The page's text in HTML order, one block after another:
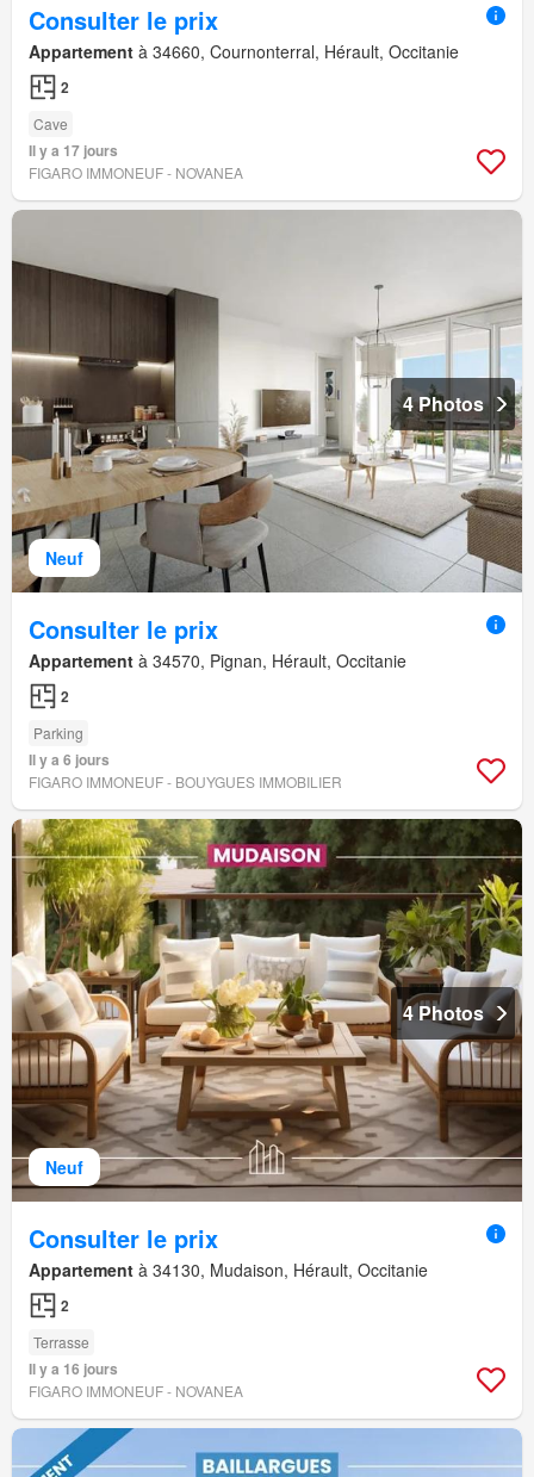
Consulter le prix
Appartement à 34660, Cournonterral, Hérault, Occitanie
2
Cave
Il y a 17 jours
FIGARO IMMONEUF - NOVANEA
Neuf
4 Photos
Consulter le prix
Appartement à 34570, Pignan, Hérault, Occitanie
2
Parking
Il y a 6 jours
FIGARO IMMONEUF - BOUYGUES IMMOBILIER
Neuf
4 Photos
Consulter le prix
Appartement à 34130, Mudaison, Hérault, Occitanie
2
Terrasse
Il y a 16 jours
FIGARO IMMONEUF - NOVANEA